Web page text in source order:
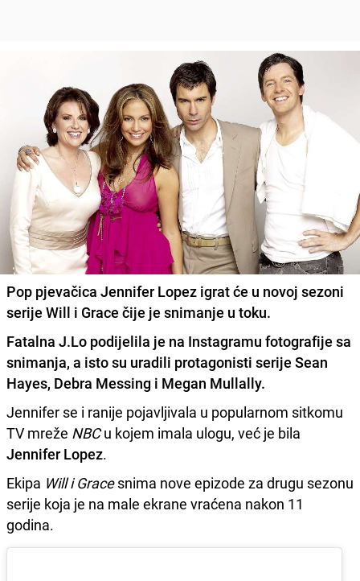
Pop pjevačica Jennifer Lopez igrat će u novoj sezoni
serije Will i Grace čije je snimanje u toku.
Fatalna J.Lo podijelila je na Instagramu fotografije sa
snimanja, a isto su uradili protagonisti serije Sean
Hayes, Debra Messing i Megan Mullally.
Jennifer se i ranije pojavljivala u popularnom sitkomu
TV mreže NBCu kojem imala ulogu, već je bila
Jennifer Lopez.
Ekipa Will i Gracesnima nove epizode za drugu sezonu
serije koja je na male ekrane vraćena nakon 11
godina.